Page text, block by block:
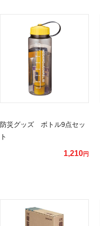
防災グッズ ボトル9点セッ
ト
1,210円